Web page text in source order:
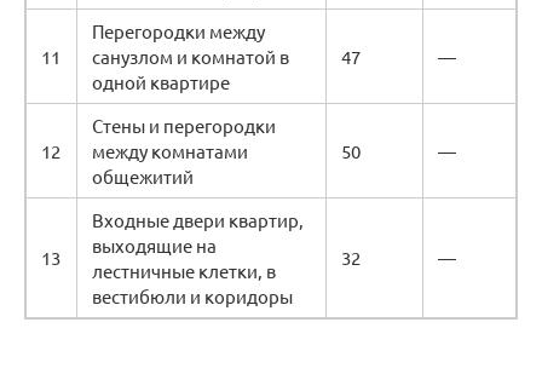
11
Перегородки между
санузлом и комнатой в
одной квартире
47 —
12
Стены и перегородки
между комнатами
общежитий
50 —
13
Входные двери квартир,
выходящие на
лестничные клетки, в
вестибюли и коридоры
32 —